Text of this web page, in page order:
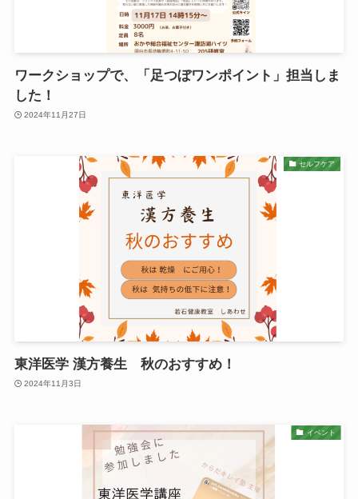
ワークショップで、「足つぼワンポイント」担当しま
した！
2024年11月27日
セルフケア
東洋医学 漢方養生 秋のおすすめ！
2024年11月3日
イベント